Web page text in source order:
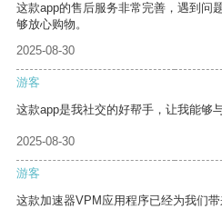
这款app的售后服务非常完善，遇到问
够放心购物。
2025-08-30
游客
这款app是我社交的好帮手，让我能够
2025-08-30
游客
这款加速器VPM应用程序已经为我们带